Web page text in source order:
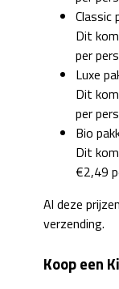
Dit
per
Luxe
Dit
per
Bio
Dit
€2,49
Al deze
verzending.
Koop een